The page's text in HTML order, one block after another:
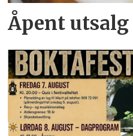
Åpent utsalg